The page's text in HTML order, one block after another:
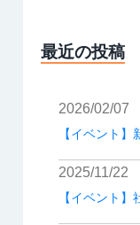
最近の投稿
2026/02/07
【イベント
2025/11/22
【イベント